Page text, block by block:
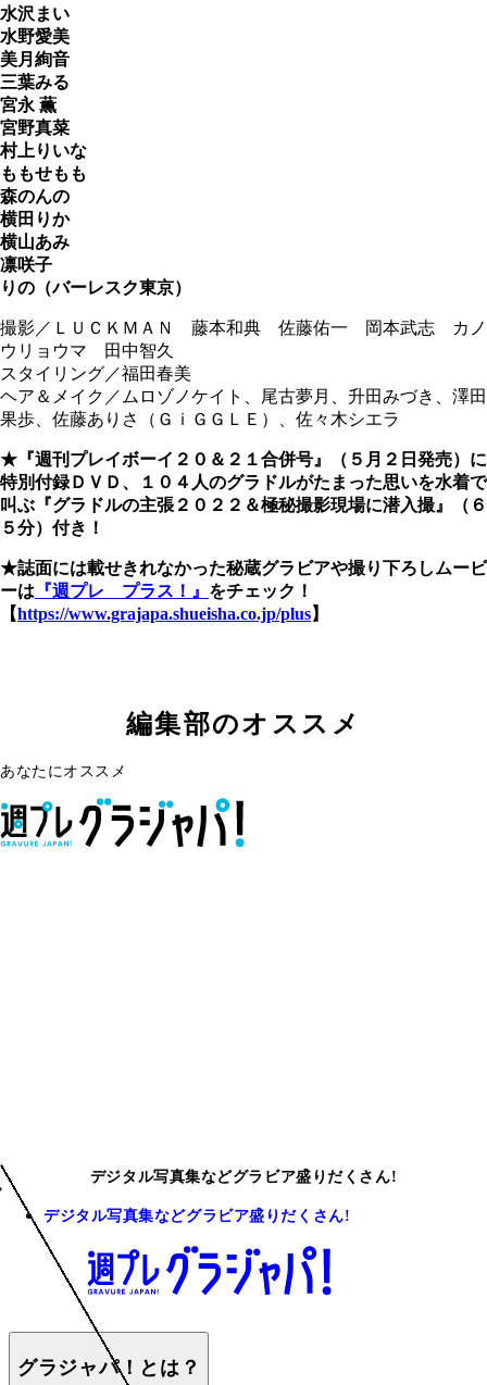
水沢まい
水野愛美
美月絢音
三葉みる
宮永 薫
宮野真菜
村上りいな
ももせもも
森のんの
横田りか
横山あみ
凛咲子
りの（バーレスク東京）
撮影／ＬＵＣＫＭＡＮ 藤本和典 佐藤佑一 岡本武志 カノ
ウリョウマ 田中智久
スタイリング／福田春美
ヘア＆メイク／ムロゾノケイト、尾古夢月、升田みづき、澤田
果歩、佐藤ありさ（ＧｉＧＧＬＥ）、佐々木シエラ
★『週刊プレイボーイ２０＆２１合併号』（５月２日発売）に
特別付録ＤＶＤ、１０４人のグラドルがたまった思いを水着で
叫ぶ『グラドルの主張２０２２＆極秘撮影現場に潜入撮』（６
５分）付き！
★誌面には載せきれなかった秘蔵グラビアや撮り下ろしムービ
ーは 『週プレ プラス！』 をチェック！
【https://www.grajapa.shueisha.co.jp/plus】
編集部のオススメ
あなたにオススメ
デジタル写真集などグラビア盛りだくさん!
デジタル写真集などグラビア盛りだくさん!
グラジャパ！とは？